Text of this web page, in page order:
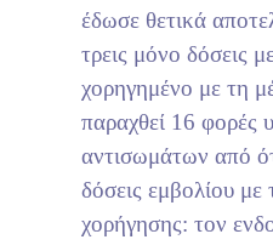
έδωσε θετικά
τρεις μόνο δόσεις
χορηγημένο με τη
παραχθεί 16 φορές
αντισωμάτων από
δόσεις εμβολίου
χορήγησης: τον